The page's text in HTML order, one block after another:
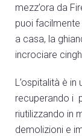
mezz’ora da
puoi
a casa, la
incrociare
L’ospitalità è
recuperando i
riutilizzando in
demolizioni e